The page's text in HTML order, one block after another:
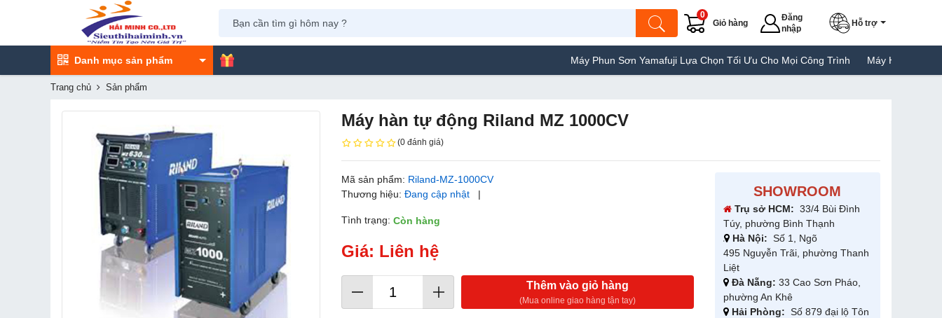
Giỏ hàng
0
Đăng
nhập
Hỗ trợ
Danh mục sản phẩm Máy Phun Sơn Yamafuji Lựa Chọn Tối Ưu Cho Mọi Công Trình Máy Hàn Túi Yamafuji Lựa
Trang chủ Sản phẩm
Máy hàn tự động Riland MZ 1000CV
(0 đánh giá)
Mã sản phẩm: Riland-MZ-1000CV
Thương hiệu:Đang cập nhật |
Tình trạng:Còn hàng
Giá: Liên hệ
Thêm vào giỏ hàng
(Mua online giao hàng tận tay)
SHOWROOM
Trụ sở HCM: 33/4 Bùi Đình
Túy, phường Bình Thạnh
Hà Nội: Số 1, Ngõ
495 Nguyễn Trãi, phường Thanh
Liệt
Đà Nẵng: 33 Cao Sơn Pháo,
phường An Khê
Hải Phòng: Số 879 đại lộ Tôn